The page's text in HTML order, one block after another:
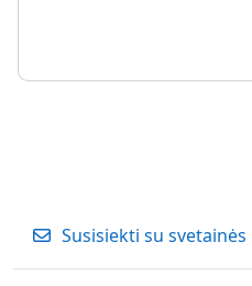
Susisiekti su